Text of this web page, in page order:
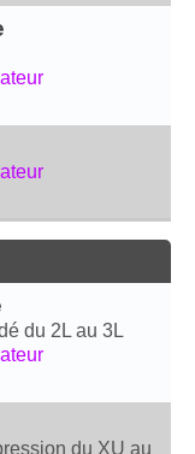
du 2L au 3L
du XU au